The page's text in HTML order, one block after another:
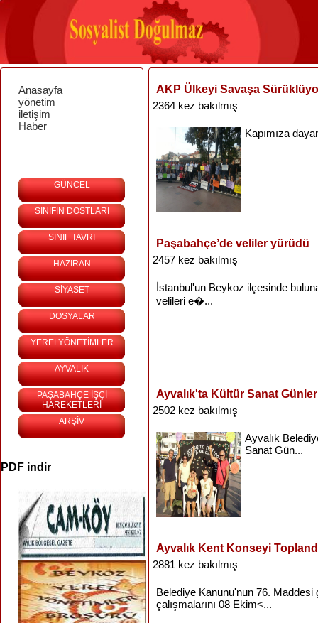
Anasayfa
yönetim
iletişim
Haber
GÜNCEL
SINIFIN DOSTLARI
SINIF TAVRI
HAZİRAN
SİYASET
DOSYALAR
YERELYÖNETİMLER
AYVALIK
PAŞABAHÇE İŞÇİ
HAREKETLERİ
ARŞİV
PDF indir
AKP Ülkeyi Savaşa
2364 kez bakılmış
Kapımıza
Paşabahçe’de veliler yürüdü
2457 kez bakılmış
İstanbul'un Beykoz ilçesinde
velileri e�...
Ayvalık'ta Kültür Sanat
2502 kez bakılmış
Ayvalık
Sanat Gün...
Ayvalık Kent Konseyi
2881 kez bakılmış
Belediye Kanunu'nun 76. Maddesi
çalışmalarını 08 Ekim<...